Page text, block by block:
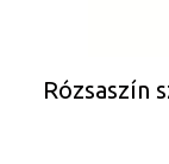
Rózsaszín